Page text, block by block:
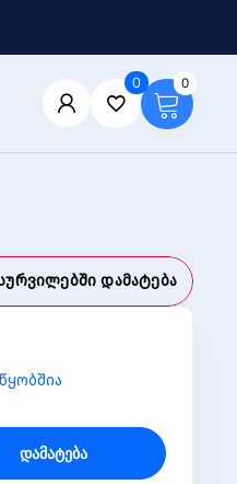
0
0
Დამატება
Დამატება